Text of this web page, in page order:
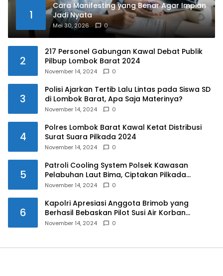
1
Cara Manifesting yang Benar Agar Impian
Jadi Nyata
Mei 30, 2026 0
2
217 Personel Gabungan Kawal Debat Publik
Pilbup Lombok Barat 2024
November 14, 2024 0
3
Polisi Ajarkan Tertib Lalu Lintas pada Siswa SD
di Lombok Barat, Apa Saja Materinya?
November 14, 2024 0
4
Polres Lombok Barat Kawal Ketat Distribusi
Surat Suara Pilkada 2024
November 14, 2024 0
5
Patroli Cooling System Polsek Kawasan
Pelabuhan Laut Bima, Ciptakan Pilkada
Serentak 2024 yang Aman dan Damai
November 14, 2024 0
6
Kapolri Apresiasi Anggota Brimob yang
Berhasil Bebaskan Pilot Susi Air Korban
Penyanderaan KKB
November 14, 2024 0